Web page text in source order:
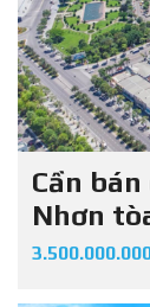
Cần
Nhơn